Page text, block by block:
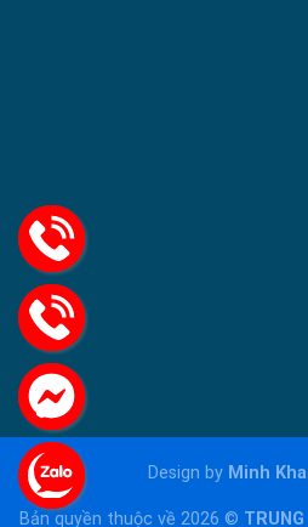
Design by Minh
Bản quyền thuộc về 2026 ©